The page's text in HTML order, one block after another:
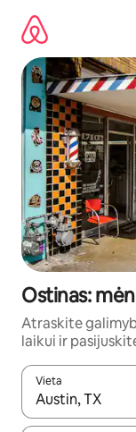
turinio
Ostinas:
Atraskite
laikui ir
Vieta
Kai pasirodys